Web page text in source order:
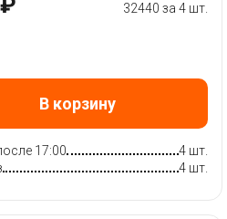
32440 за 4 шт.
В корзину
17:00
4 шт.
4 шт.